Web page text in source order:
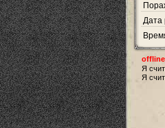
Дата
offline
Я
Я